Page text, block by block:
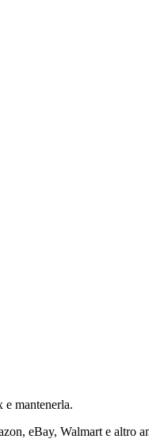
e mantenerla.
eBay, Walmart e